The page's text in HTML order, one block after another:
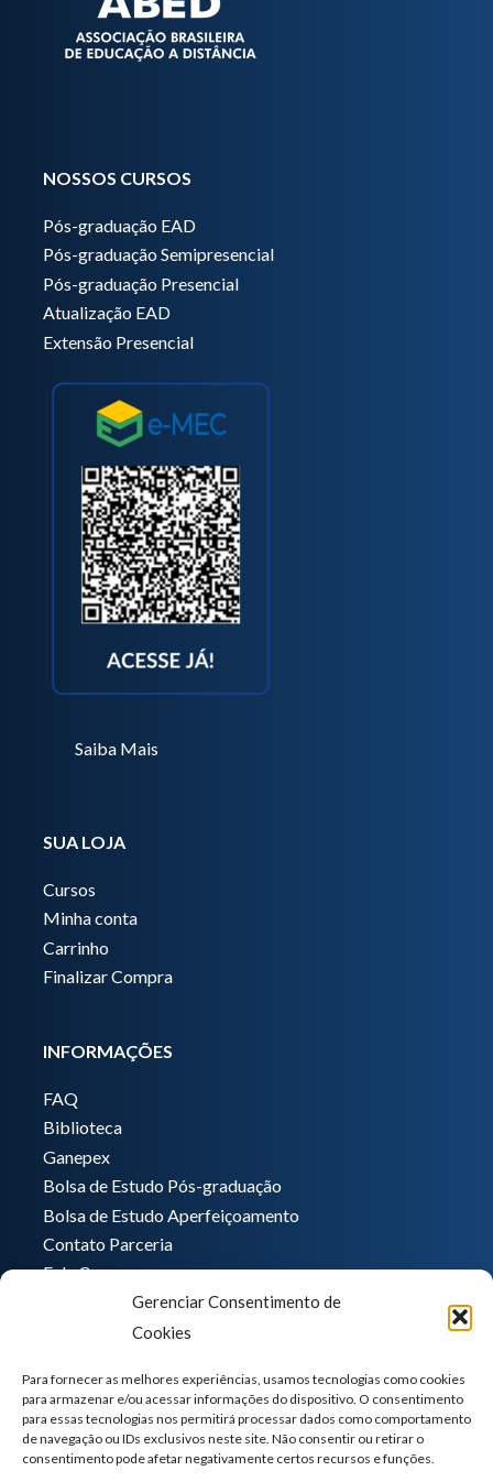
Gerenciar Consentimento de
Cookies
Para fornecer as melhores experiências, usamos tecnologias como cookies
para armazenar e/ou acessar informações do dispositivo. O consentimento
para essas tecnologias nos permitirá processar dados como comportamento
de navegação ou IDs exclusivos neste site. Não consentir ou retirar o
consentimento pode afetar negativamente certos recursos e funções.
NOSSOS CURSOS
Pós-graduação EAD
Pós-graduação Semipresencial
Pós-graduação Presencial
Atualização EAD
Extensão Presencial
Saiba Mais
SUA LOJA
Cursos
Minha conta
Carrinho
Finalizar Compra
INFORMAÇÕES
FAQ
Biblioteca
Ganepex
Bolsa de Estudo Pós-graduação
Bolsa de Estudo Aperfeiçoamento
Contato Parceria
Fale Conosco
informatica@ganeplar.com.br